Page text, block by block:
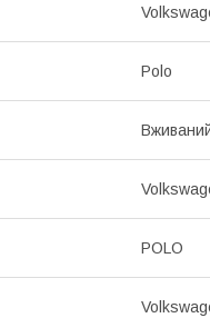
Polo
POLO